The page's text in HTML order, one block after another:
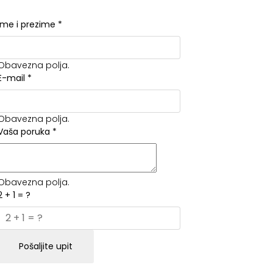
i prezime *
polja.
mail *
polja.
poruka *
polja.
+ 1 = ?
Pošaljite upit